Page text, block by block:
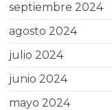
septiembre 2024
agosto 2024
julio 2024
junio 2024
mayo 2024